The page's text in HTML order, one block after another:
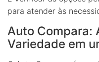
para atender às
Auto Compara:
Variedade em